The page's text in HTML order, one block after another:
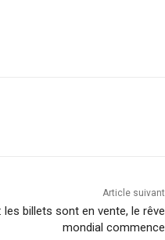
Article suivant
les billets sont en vente, le rêve
mondial commence